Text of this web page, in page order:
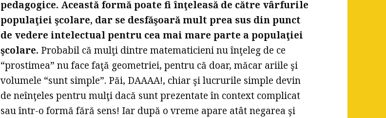
pedagogice. Această formă poate fi înţeleasă de către vârfurile
populaţiei şcolare, dar se desfăşoară mult prea sus din punct
de vedere intelectual pentru cea mai mare parte a populaţiei
şcolare. Probabil că mulţi dintre matematicieni nu înţeleg de ce
“prostimea” nu face faţă geometriei, pentru că doar, măcar ariile şi
volumele “sunt simple”. Păi, DAAAA!, chiar şi lucrurile simple devin
de neînţeles pentru mulţi dacă sunt prezentate în context complicat
sau într-o formă fără sens! Iar după o vreme apare atât negarea şi